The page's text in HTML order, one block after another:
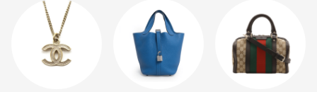
藁- 3年以上前
フェイスIDは使えますか？